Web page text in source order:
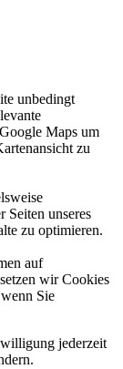
unbedingt
Maps um
zu
Seiten unseres
zu optimieren.
auf
wir Cookies
Sie
jederzeit